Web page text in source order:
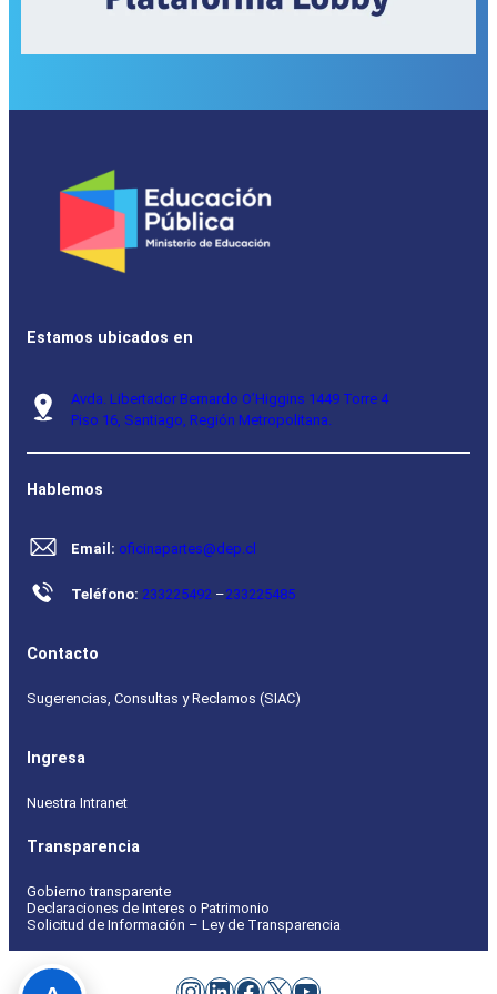
Estamos ubicados en
Avda. Libertador Bernardo O’Higgins 1449 Torre 4
Piso 16, Santiago, Región Metropolitana.
Hablemos
Email: oficinapartes@dep.cl
Teléfono: 233225492 –233225485
Contacto
Sugerencias, Consultas y Reclamos (SIAC)
Ingresa
Nuestra Intranet
Transparencia
Gobierno transparente
Declaraciones de Interes o Patrimonio
Solicitud de Información – Ley de Transparencia